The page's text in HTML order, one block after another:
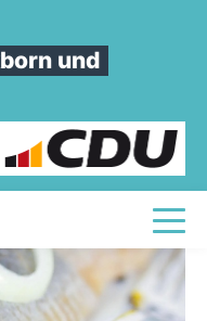
und
und